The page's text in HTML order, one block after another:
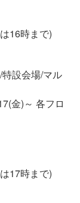
16時まで)
設会場/マル
金)～ 各フロ
17時まで)